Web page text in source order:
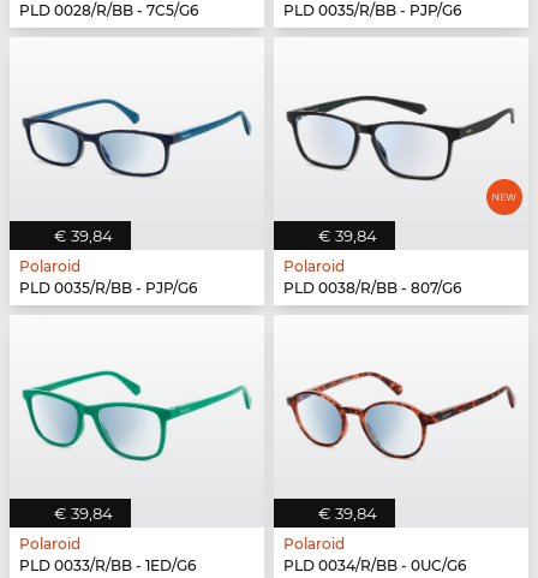
PLD 0028/R/BB - 7C5/G6
PLD 0035/R/BB - PJP/G6
€ 39,84
Polaroid
PLD 0035/R/BB - PJP/G6
€ 39,84
Polaroid
PLD 0038/R/BB - 807/G6
€ 39,84
Polaroid
PLD 0033/R/BB - 1ED/G6
€ 39,84
Polaroid
PLD 0034/R/BB - 0UC/G6